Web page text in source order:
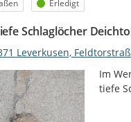
Status
Erledigt
Schlaglöcher
Leverkusen,
Im
tiefe